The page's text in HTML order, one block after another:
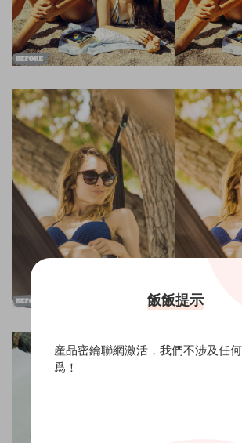
飯飯提示
産品密鑰聯網激活，我們不涉及任
爲！